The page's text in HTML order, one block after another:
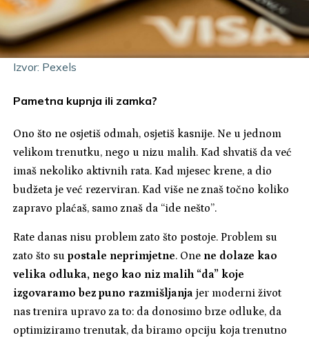
Izvor: Pexels
Pametna kupnja ili zamka?
Ono što ne osjetiš odmah, osjetiš kasnije. Ne u jednom
velikom trenutku, nego u nizu malih. Kad shvatiš da već
imaš nekoliko aktivnih rata. Kad mjesec krene, a dio
budžeta je već rezerviran. Kad više ne znaš točno koliko
zapravo plaćaš, samo znaš da “ide nešto”.
Rate danas nisu problem zato što postoje. Problem su
zato što supostale neprimjetne. One ne dolaze kao
velika odluka, nego kao niz malih “da” koje
izgovaramo bez puno razmišljanja jer moderni život
nas trenira upravo za to: da donosimo brze odluke, da
optimiziramo trenutak, da biramo opciju koja trenutno